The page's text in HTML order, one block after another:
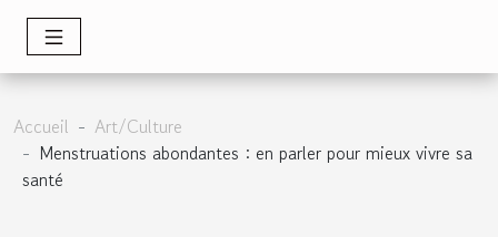
Accueil
Art/Culture
Menstruations abondantes : en parler pour mieux vivre sa
santé